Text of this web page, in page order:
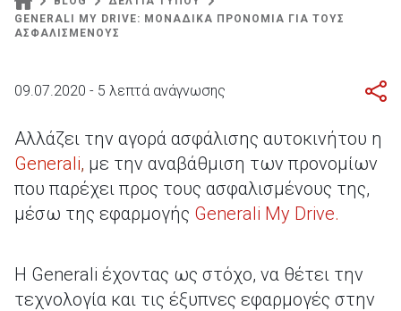
GENERALI MY DRIVE: ΜΟΝΑΔΙΚΑ ΠΡΟΝΟΜΙΑ ΓΙΑ ΤΟΥΣ
ΑΣΦΑΛΙΣΜΕΝΟΥΣ
09.07.2020 - 5 λεπτά ανάγνωσης
Αλλάζει την αγορά ασφάλισης αυτοκινήτου η
Generali, με την αναβάθμιση των προνομίων
που παρέχει προς τους ασφαλισμένους της,
μέσω της εφαρμογής Generali My Drive.
H Generali έχοντας ως στόχο, να θέτει την
τεχνολογία και τις έξυπνες εφαρμογές στην